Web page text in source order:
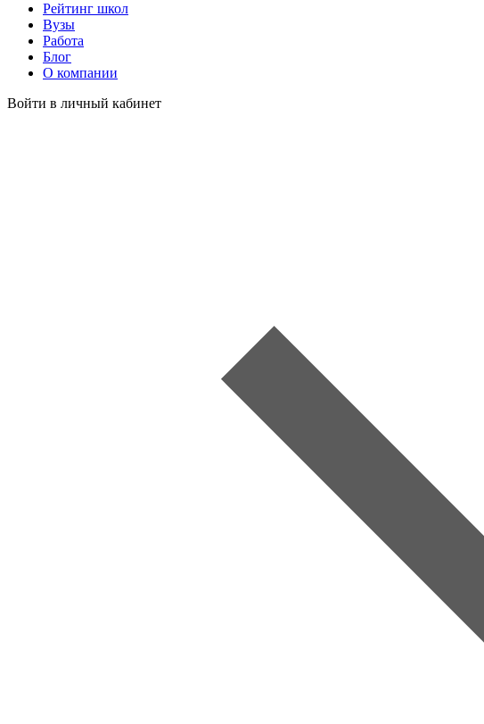
Рейтинг школ
Вузы
Работа
Блог
О компании
Войти в личный кабинет